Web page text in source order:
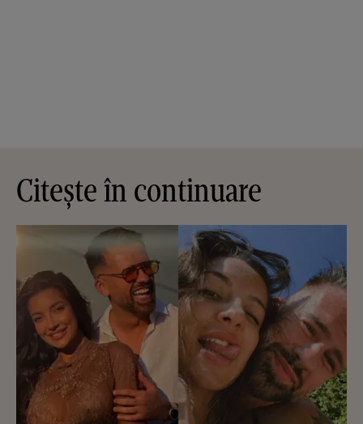
Citește în continuare